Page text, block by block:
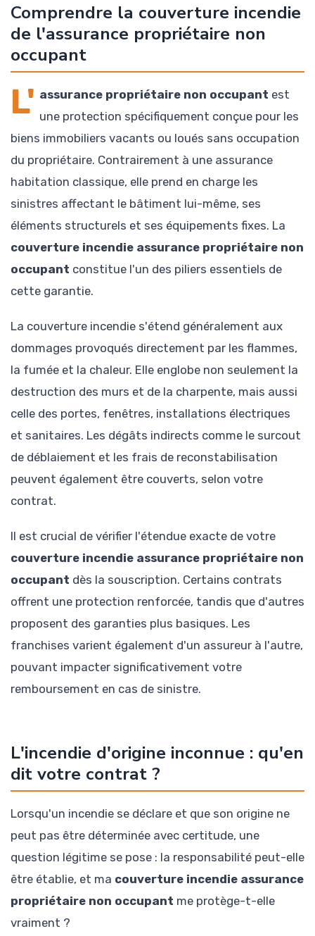
Comprendre la couverture incendie
de l'assurance propriétaire non
occupant
L' assurance propriétaire non occupant est
une protection spécifiquement conçue pour les
biens immobiliers vacants ou loués sans occupation
du propriétaire. Contrairement à une assurance
habitation classique, elle prend en charge les
sinistres affectant le bâtiment lui-même, ses
éléments structurels et ses équipements fixes. La
couverture incendie assurance propriétaire non
occupant constitue l'un des piliers essentiels de
cette garantie.
La couverture incendie s'étend généralement aux
dommages provoqués directement par les flammes,
la fumée et la chaleur. Elle englobe non seulement la
destruction des murs et de la charpente, mais aussi
celle des portes, fenêtres, installations électriques
et sanitaires. Les dégâts indirects comme le surcout
de déblaiement et les frais de reconstabilisation
peuvent également être couverts, selon votre
contrat.
Il est crucial de vérifier l'étendue exacte de votre
couverture incendie assurance propriétaire non
occupant dès la souscription. Certains contrats
offrent une protection renforcée, tandis que d'autres
proposent des garanties plus basiques. Les
franchises varient également d'un assureur à l'autre,
pouvant impacter significativement votre
remboursement en cas de sinistre.
L'incendie d'origine inconnue : qu'en
dit votre contrat ?
Lorsqu'un incendie se déclare et que son origine ne
peut pas être déterminée avec certitude, une
question légitime se pose : la responsabilité peut-elle
être établie, et ma couverture incendie assurance
propriétaire non occupant me protège-t-elle
vraiment ?